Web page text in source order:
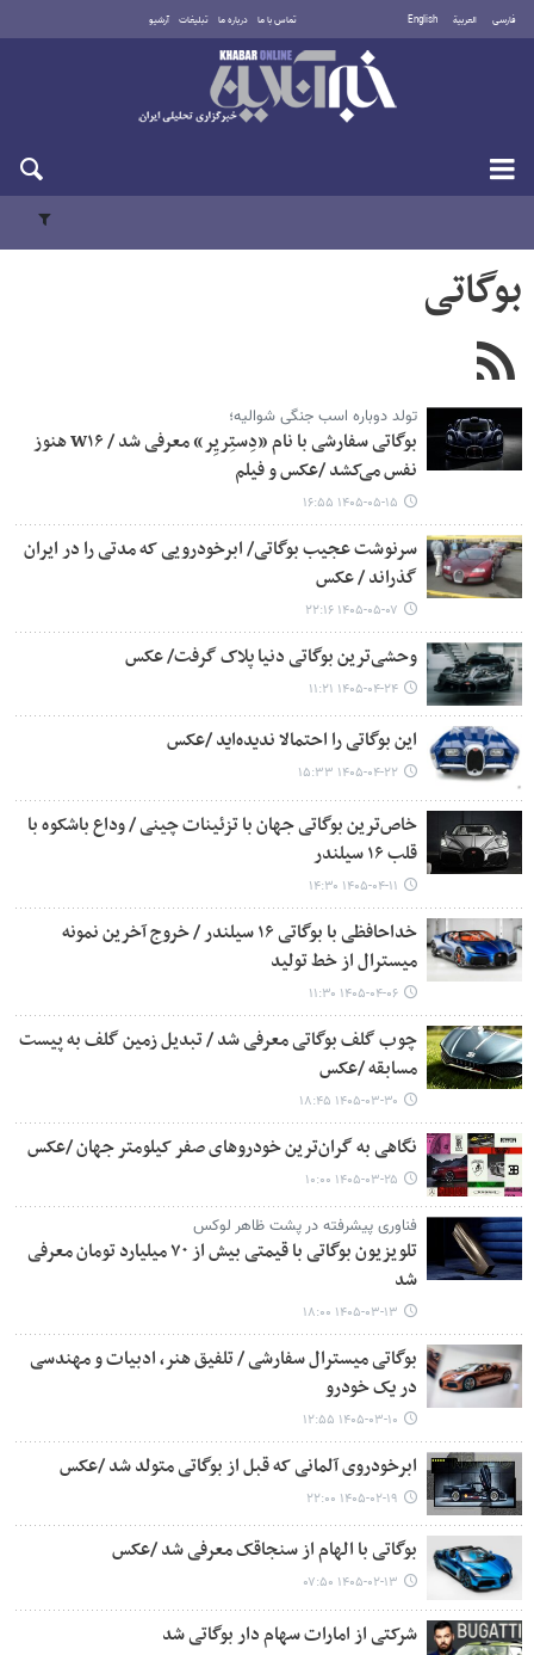
فارسی العربية English تماس با ما درباره ما تبلیغات آرشیو
جمعه ۱۶ مرداد ۱۴۰۵
بوگاتی
تولد دوباره اسب‌ جنگی شوالیه؛
بوگاتی سفارشی با نام «دِستِریِر» معرفی شد / W۱۶ هنوز
نفس می‌کشد /عکس و فیلم
۱۴۰۵-۰۵-۱۵ ۱۶:۵۵
سرنوشت عجیب بوگاتی/ ابرخودرویی که مدتی را در ایران
گذراند / عکس
۱۴۰۵-۰۵-۰۷ ۲۲:۱۶
وحشی‌ترین بوگاتی دنیا پلاک گرفت/ عکس
۱۴۰۵-۰۴-۲۴ ۱۱:۲۱
این بوگاتی را احتمالا ندیده‌اید /عکس
۱۴۰۵-۰۴-۲۲ ۱۵:۳۳
خاص‌ترین بوگاتی جهان با تزئینات چینی / وداع باشکوه با
قلب ۱۶ سیلندر
۱۴۰۵-۰۴-۱۱ ۱۴:۳۰
خداحافظی با بوگاتی ۱۶ سیلندر / خروج آخرین نمونه
میسترال از خط تولید
۱۴۰۵-۰۴-۰۶ ۱۱:۳۰
چوب گلف بوگاتی معرفی شد / تبدیل زمین گلف به پیست
مسابقه /عکس
۱۴۰۵-۰۳-۳۰ ۱۸:۴۵
نگاهی به گران‌ترین خودروهای صفر کیلومتر جهان /عکس
۱۴۰۵-۰۳-۲۵ ۱۰:۰۰
فناوری پیشرفته در پشت ظاهر لوکس
تلویزیون بوگاتی با قیمتی بیش از ۷۰ میلیارد تومان معرفی
شد
۱۴۰۵-۰۳-۱۳ ۱۸:۰۰
بوگاتی میسترال سفارشی / تلفیق هنر، ادبیات و مهندسی
در یک خودرو
۱۴۰۵-۰۳-۱۰ ۱۲:۵۵
ابرخودروی آلمانی که قبل از بوگاتی متولد شد /عکس
۱۴۰۵-۰۲-۱۹ ۲۲:۰۰
بوگاتی با الهام از سنجاقک معرفی شد /عکس
۱۴۰۵-۰۲-۱۳ ۰۷:۵۰
شرکتی از امارات سهام دار بوگاتی شد